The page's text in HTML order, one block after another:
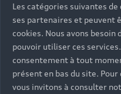
Les catégories suivantes
ses partenaires et peuvent
cookies. Nous avons
pouvoir utiliser ces
consentement à tout
présent en bas du site.
vous invitons à consulter